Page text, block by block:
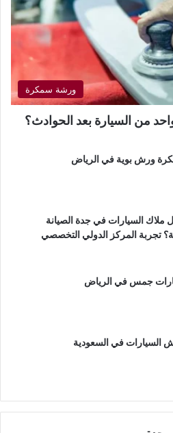
ورشة سمكرة
من السيارة بعد الحوادث؟
ورش بوية في الرياض
ملاك السيارات في جدة الصيانة
تجربة المركز الدولي التخصصي
جمس في الرياض
السيارات في السعودية